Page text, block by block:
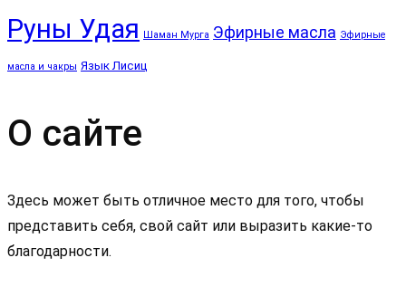
Руны Удая Шаман Мурга Эфирные масла Эфирные
масла и чакры Язык Лисиц
О сайте
Здесь может быть отличное место для того, чтобы
представить себя, свой сайт или выразить какие-то
благодарности.